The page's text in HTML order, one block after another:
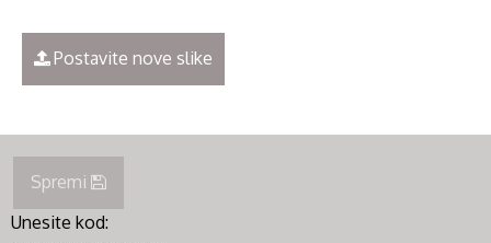
Postavite nove slike
Spremi
Unesite kod: